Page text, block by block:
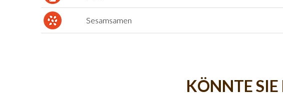
Sesamsamen
KÖNNTE SIE